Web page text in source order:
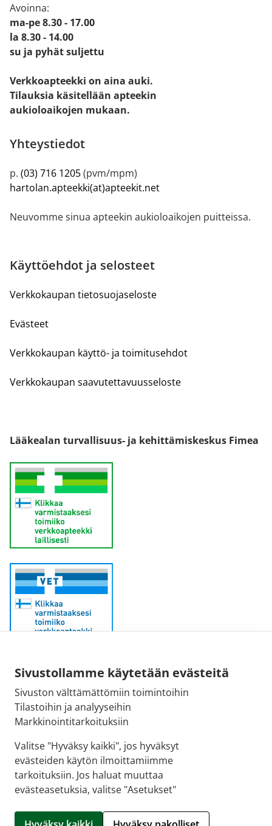
Sivustollamme käytetään evästeitä
Sivuston välttämättömiin toimintoihin
Tilastoihin ja analyyseihin
Markkinointitarkoituksiin
Valitse "Hyväksy kaikki", jos hyväksyt
evästeiden käytön ilmoittamiimme
tarkoituksiin. Jos haluat muuttaa
evästeasetuksia, valitse "Asetukset"
Avoinna:
ma-pe 8.30 - 17.00
la 8.30 - 14.00
su ja pyhät suljettu
Verkkoapteekki on aina auki.
Tilauksia käsitellään apteekin
aukioloaikojen mukaan.
Yhteystiedot
p. (03) 716 1205(pvm/mpm)
hartolan.apteekki(at)apteekit.net
Neuvomme sinua apteekin aukioloaikojen puitteissa.
Käyttöehdot ja selosteet
Verkkokaupan tietosuojaseloste
Evästeet
Verkkokaupan käyttö- ja toimitusehdot
Verkkokaupan saavutettavuusseloste
Lääkealan turvallisuus- ja kehittämiskeskus Fimea
Sähköpostiosoite:
kirjaamo@fimea.fi
Fimean vaihde:
029 522 3341